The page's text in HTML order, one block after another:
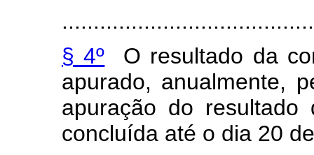
§ 4º O resultado da
apurado, anualmente,
apuração do
concluída até o dia 20